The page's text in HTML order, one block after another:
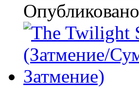
Опубликовано